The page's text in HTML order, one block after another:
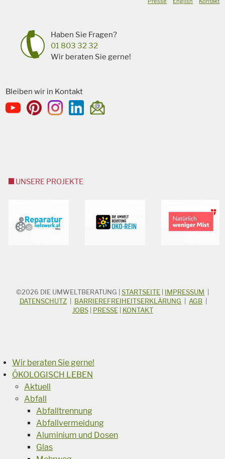
Haben Sie Fragen?
01 803 32 32
Wir beraten Sie gerne!
Bleiben wir in Kontakt
UNSERE PROJEKTE
STICHWORTSUCHE
Suchbegriff
©2026 DIE UMWELTBERATUNG STARTSEITE IMPRESSUM
DATENSCHUTZ
BARRIEREFREIHEITSERKLÄRUNG AGB
JOBS| PRESSE| KONTAKT
Wir beraten Sie gerne!
ÖKOLOGISCH LEBEN
Aktuell
Abfall
Abfalltrennung
Abfallvermeidung
Aluminium und Dosen
Glas